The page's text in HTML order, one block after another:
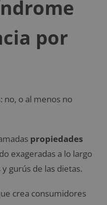
por
no, o al menos no
propiedades
exageradas a lo largo
gurús de las dietas.
crea consumidores